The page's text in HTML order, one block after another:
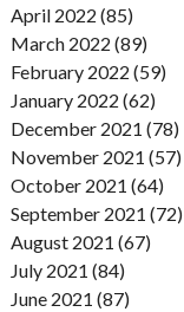
April 2022 (85)
March 2022 (89)
February 2022 (59)
January 2022 (62)
December 2021 (78)
November 2021 (57)
October 2021 (64)
September 2021 (72)
August 2021 (67)
July 2021 (84)
June 2021 (87)